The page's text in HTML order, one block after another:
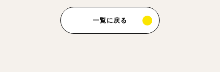
一覧に戻る